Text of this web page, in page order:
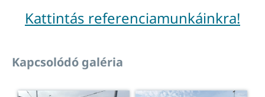
Kattintás referenciamunkáinkra!
Kapcsolódó galéria